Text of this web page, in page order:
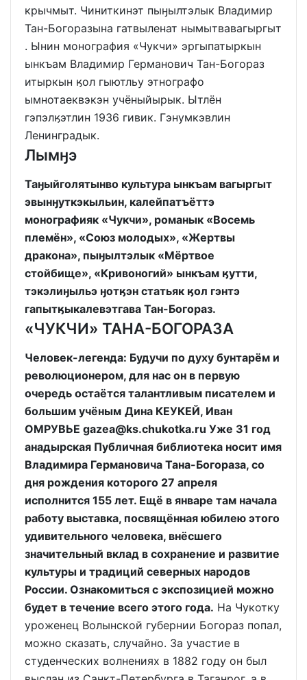
крычмыт. Чиниткинэт пыӈылтэлык Владимир
Тан-Богоразына гатвыленат нымытвавагыргыт
. Ынин монография «Чукчи» эргыпатыркын
ынкъам Владимир Германович Тан-Богораз
итыркын ӄол гыютльу этнографо
ымнотаеквэкэн учёныйырык. Ытлён
гэпэлӄэтлин 1936 гивик. Гэнумкэвлин
Ленинградык.
Лымӈэ
Таӈыйголятынво культура ынкъам вагыргыт
эвынӈуткэкыльин, калейпатъёттэ
монографияк «Чукчи», романык «Восемь
племён», «Союз молодых», «Жертвы
дракона», пыӈылтэлык «Мёртвое
стойбище», «Кривоногий» ынкъам ӄутти,
тэкэлиӈыльэ ӈотӄэн статьяк ӄол гэнтэ
гапытӄыкалевэтгава Тан-Богораз.
«ЧУКЧИ» ТАНА-БОГОРАЗА
Человек-легенда: Будучи по духу бунтарём и
революционером, для нас он в первую
очередь остаётся талантливым писателем и
большим учёным Дина КЕУКЕЙ, Иван
ОМРУВЬЕ gazea@ks.chukotka.ru Уже 31 год
анадырская Публичная библиотека носит имя
Владимира Германовича Тана-Богораза, со
дня рождения которого 27 апреля
исполнится 155 лет. Ещё в январе там начала
работу выставка, посвящённая юбилею этого
удивительного человека, внёсшего
значительный вклад в сохранение и развитие
культуры и традиций северных народов
России. Ознакомиться с экспозицией можно
будет в течение всего этого года. На Чукотку
уроженец Волынской губернии Богораз попал,
можно сказать, случайно. За участие в
студенческих волнениях в 1882 году он был